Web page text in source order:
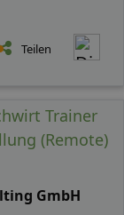
Teilen
Trainer
(Remote)
GmbH